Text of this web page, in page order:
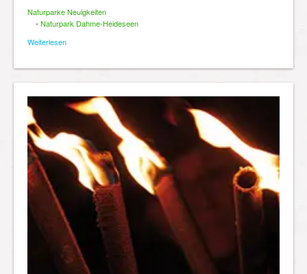
Naturparke Neuigkeiten
• Naturpark Dahme-Heideseen
Weiterlesen